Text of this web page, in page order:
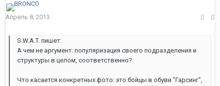
Апрель 8, 2013
S.W.A.T. пишет:
А чем не аргумент: популяризация своего подразделения и
структуры в целом, соответственно?
Что касается конкретных фото: это бойцы в обуви "Гарсинг",